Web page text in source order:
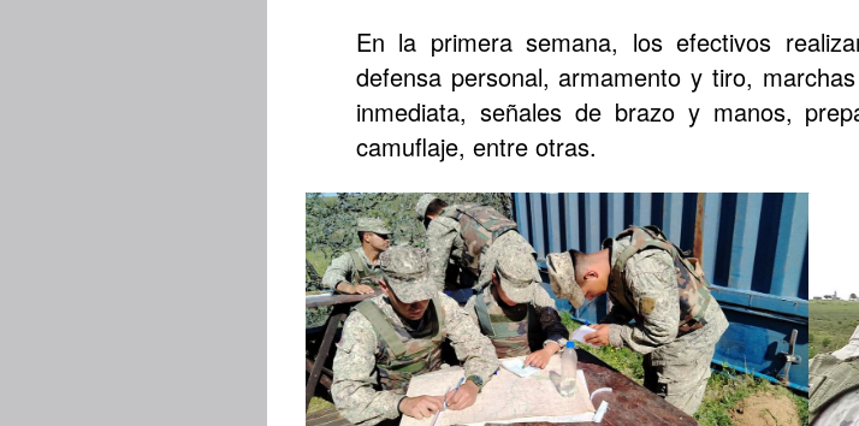
En la primera semana, los efectivos
defensa personal, armamento y tiro,
inmediata, señales de brazo y manos,
camuflaje, entre otras.